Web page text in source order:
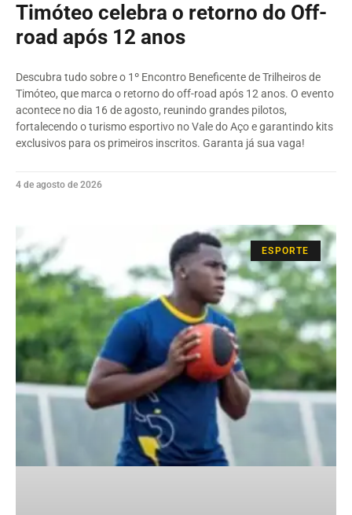
Timóteo celebra o retorno do Off-
road após 12 anos
Descubra tudo sobre o 1º Encontro Beneficente de Trilheiros de
Timóteo, que marca o retorno do off-road após 12 anos. O evento
acontece no dia 16 de agosto, reunindo grandes pilotos,
fortalecendo o turismo esportivo no Vale do Aço e garantindo kits
exclusivos para os primeiros inscritos. Garanta já sua vaga!
4 de agosto de 2026
ESPORTE